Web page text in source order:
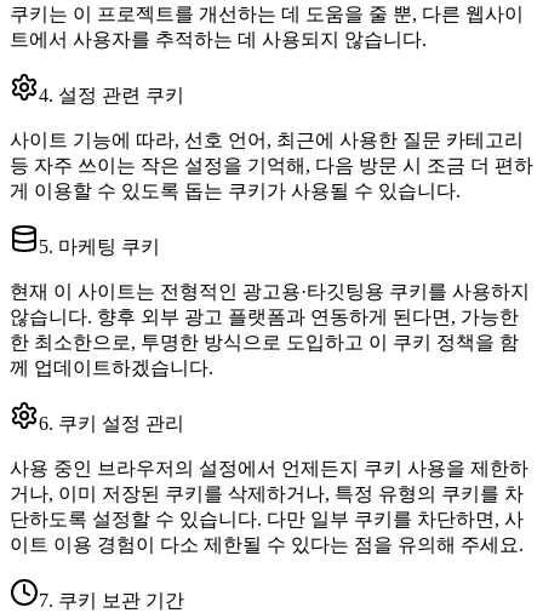
쿠키는 이 프로젝트를 개선하는 데 도움을 줄 뿐, 다른 웹사이
트에서 사용자를 추적하는 데 사용되지 않습니다.
4. 설정 관련 쿠키
사이트 기능에 따라, 선호 언어, 최근에 사용한 질문 카테고리
등 자주 쓰이는 작은 설정을 기억해, 다음 방문 시 조금 더 편하
게 이용할 수 있도록 돕는 쿠키가 사용될 수 있습니다.
5. 마케팅 쿠키
현재 이 사이트는 전형적인 광고용·타깃팅용 쿠키를 사용하지
않습니다. 향후 외부 광고 플랫폼과 연동하게 된다면, 가능한
한 최소한으로, 투명한 방식으로 도입하고 이 쿠키 정책을 함
께 업데이트하겠습니다.
6. 쿠키 설정 관리
사용 중인 브라우저의 설정에서 언제든지 쿠키 사용을 제한하
거나, 이미 저장된 쿠키를 삭제하거나, 특정 유형의 쿠키를 차
단하도록 설정할 수 있습니다. 다만 일부 쿠키를 차단하면, 사
이트 이용 경험이 다소 제한될 수 있다는 점을 유의해 주세요.
7. 쿠키 보관 기간